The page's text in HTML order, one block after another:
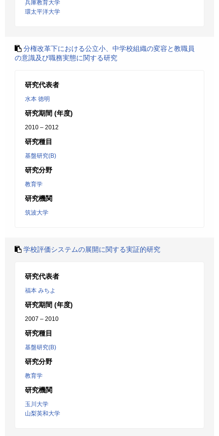
兵庫教育大学
環太平洋大学
分権改革下における公立小、中学校組織の変容と教職員
の意識及び職務実態に関する研究
研究代表者
水本 徳明
研究期間 (年度)
2010 – 2012
研究種目
基盤研究(B)
研究分野
教育学
研究機関
筑波大学
学校評価システムの展開に関する実証的研究
研究代表者
福本 みちよ
研究期間 (年度)
2007 – 2010
研究種目
基盤研究(B)
研究分野
教育学
研究機関
玉川大学
山梨英和大学